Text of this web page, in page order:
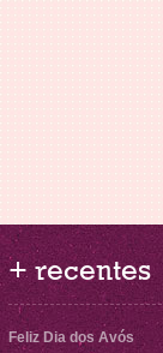
+ recentes
Feliz Dia dos Avós